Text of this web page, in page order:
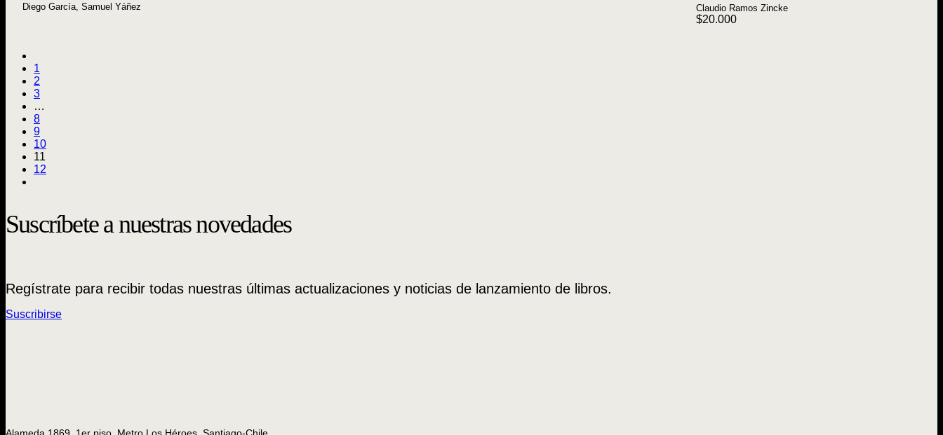
Diego García, Samuel Yáñez Claudio Ramos Zincke
$20.000
1
2
3
…
8
9
10
11
12
Suscríbete a nuestras novedades
Regístrate para recibir todas nuestras últimas actualizaciones y noticias de lanzamiento de libros.
Suscribirse